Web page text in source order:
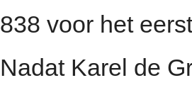
838 voor het
Nadat Karel de